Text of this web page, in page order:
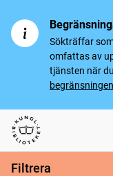
Sökträffar
omfattas av
tjänsten när
Svenska tidningar
Filtrera